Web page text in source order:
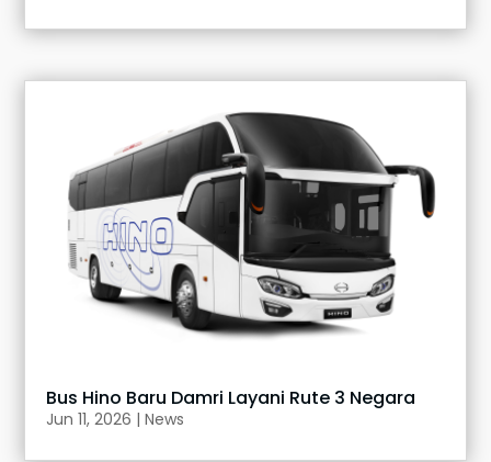
Bus Hino Baru Damri Layani Rute 3 Negara
Jun 11, 2026 |News